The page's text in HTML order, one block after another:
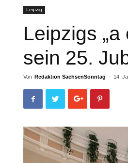
Leipzig
Leipzigs
sein 25.
Von Redaktion SachsenSonntag - 14.